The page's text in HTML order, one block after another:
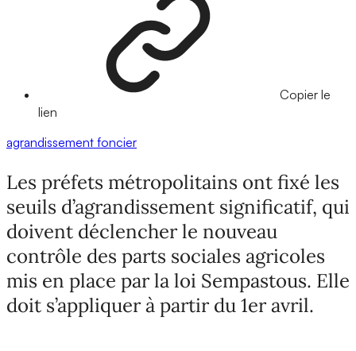
Copier le
lien
agrandissement foncier
Les préfets métropolitains ont fixé les
seuils d’agrandissement significatif, qui
doivent déclencher le nouveau
contrôle des parts sociales agricoles
mis en place par la loi Sempastous. Elle
doit s’appliquer à partir du 1er avril.